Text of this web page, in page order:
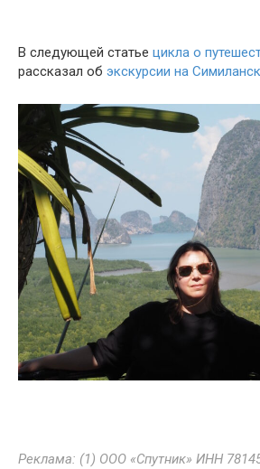
В следующей статье цикла о
рассказал об экскурсии на
Реклама: (1) ООО «Спутник» ИНН